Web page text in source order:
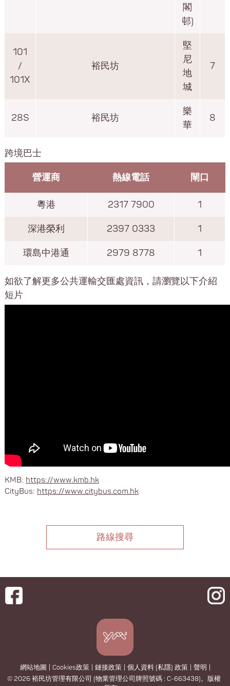
閣
邨)
101
/
101X
裕民坊
堅
尼
地
城
7
28S 裕民坊
樂
華
8
跨境巴士
營運商 熱線電話 閘口
粵港 2317 7900 1
深港榮利 2397 0333 1
環島中港通 2979 8778 1
如欲了解更多公共運輸交匯處資訊，請瀏覽以下介紹
短片
KMB: https://www.kmb.hk
CityBus: https://www.citybus.com.hk
路線搜尋
網站地圖 Cookies政策 鏈接政策 個人資料 (私隱) 政策 聲明
© 2026 裕民坊管理有限公司 (物業管理公司牌照號碼 : C-663438)。版權